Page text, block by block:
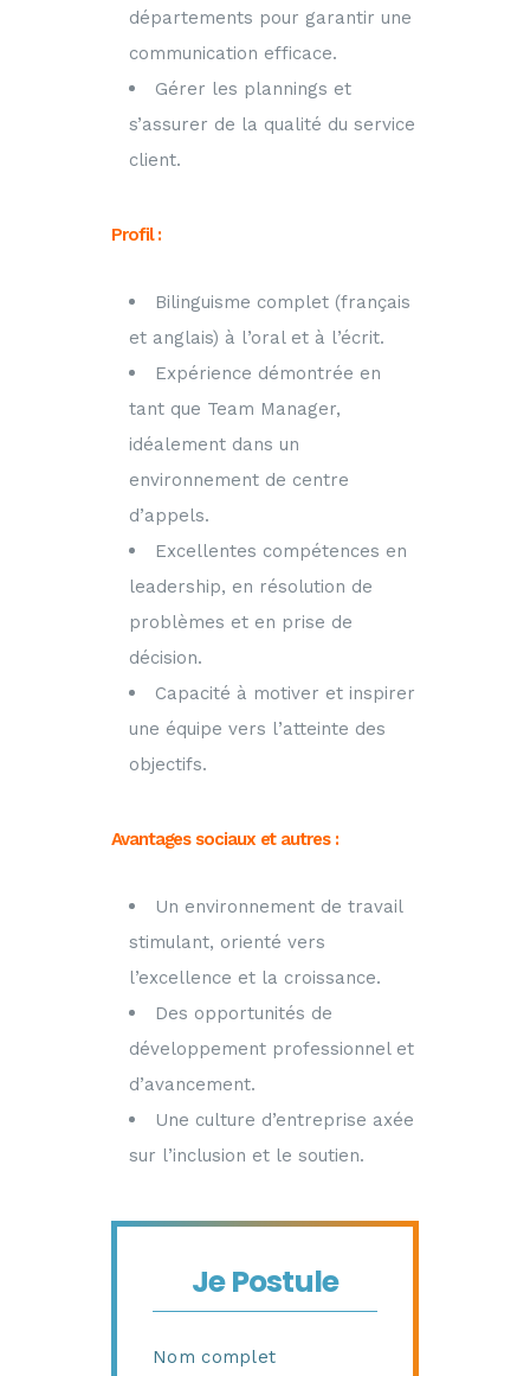
départements pour garantir une
communication efficace.
Gérer les plannings et
s’assurer de la qualité du service
client.
Profil :
Bilinguisme complet (français
et anglais) à l’oral et à l’écrit.
Expérience démontrée en
tant que Team Manager,
idéalement dans un
environnement de centre
d’appels.
Excellentes compétences en
leadership, en résolution de
problèmes et en prise de
décision.
Capacité à motiver et inspirer
une équipe vers l’atteinte des
objectifs.
Avantages sociaux et autres :
Un environnement de travail
stimulant, orienté vers
l’excellence et la croissance.
Des opportunités de
développement professionnel et
d’avancement.
Une culture d’entreprise axée
sur l’inclusion et le soutien.
Je Postule
Nom complet